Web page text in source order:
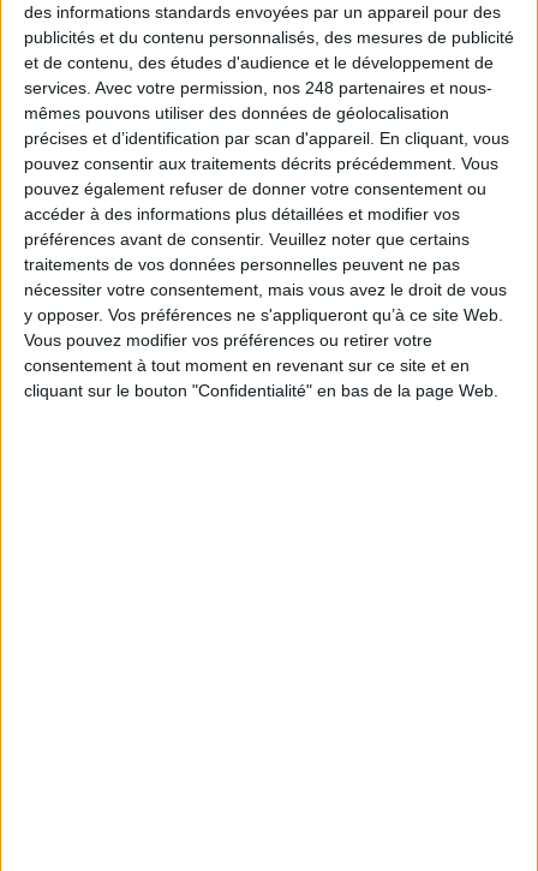
des informations standards envoyées par un appareil pour des
publicités et du contenu personnalisés, des mesures de publicité
et de contenu, des études d'audience et le développement de
services. Avec votre permission, nos 248 partenaires et nous-
mêmes pouvons utiliser des données de géolocalisation
précises et d’identification par scan d'appareil. En cliquant, vous
pouvez consentir aux traitements décrits précédemment. Vous
pouvez également refuser de donner votre consentement ou
accéder à des informations plus détaillées et modifier vos
préférences avant de consentir. Veuillez noter que certains
traitements de vos données personnelles peuvent ne pas
nécessiter votre consentement, mais vous avez le droit de vous
y opposer. Vos préférences ne s'appliqueront qu’à ce site Web.
Vous pouvez modifier vos préférences ou retirer votre
consentement à tout moment en revenant sur ce site et en
cliquant sur le bouton "Confidentialité" en bas de la page Web.
LE MAG
Numéro 396 : IA et automatisation : vers la fin de la veille?
Abonnez-vous